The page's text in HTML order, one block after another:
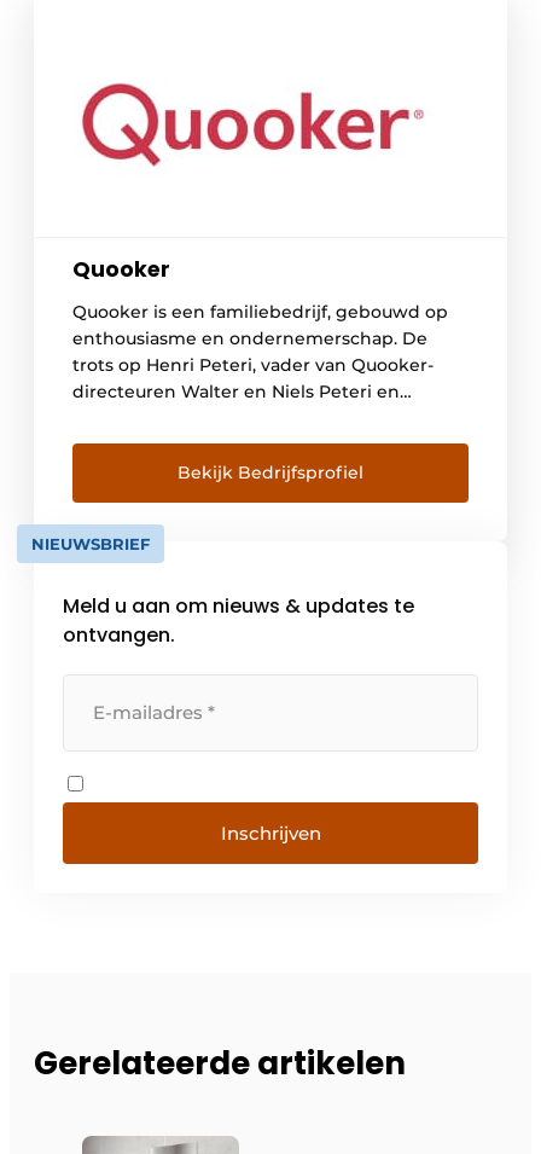
Quooker
Quooker is een familiebedrijf, gebouwd op
enthousiasme en ondernemerschap. De
trots op Henri Peteri, vader van Quooker-
directeuren Walter en Niels Peteri en
nog altijd voelbaar. De Quooker was de
allereerste kokendwaterkraan ter wereld.
Uitvindingen als het
hoogvacuümgeisoleerde reservoir, de alles-
in-één kranen Quooker Fusion en Flex en de
Bekijk Bedrijfsprofiel
NIEUWSBRIEF
Meld u aan om nieuws & updates te
ontvangen.
Inschrijven
Gerelateerde artikelen